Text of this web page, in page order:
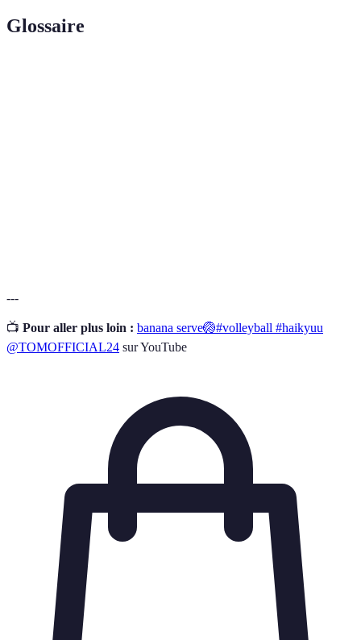
Glossaire
---
📺 Pour aller plus loin : banana serve🏐#volleyball #haikyuu
@TOMOFFICIAL24 sur YouTube